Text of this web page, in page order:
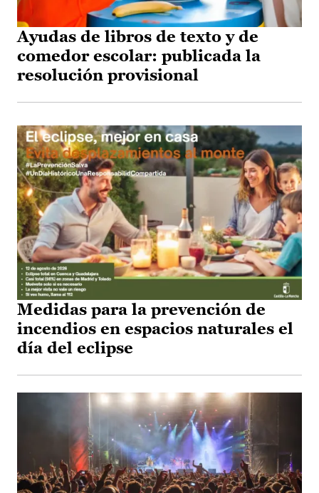
Ayudas de libros de texto y de
comedor escolar: publicada la
resolución provisional
Medidas para la prevención de
incendios en espacios naturales el
día del eclipse